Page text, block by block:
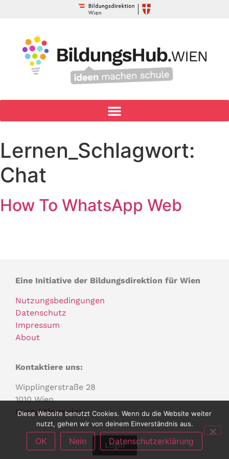
Lernen_Schlagwort:
Chat
How To WhatsApp Web
Eine Initiative der Bildungsdirektion für Wien
Nutzungsbedingungen
Datenschutz
Impressum
About
Kontaktiere uns:
Wipplingerstraße 28
1010 Wien
Kontaktformular
Login
Diese Website benutzt Cookies. Wenn du die Website weiter
nutzt, gehen wir von deinem Einverständnis aus.
OK Nein Datenschutzerklärung